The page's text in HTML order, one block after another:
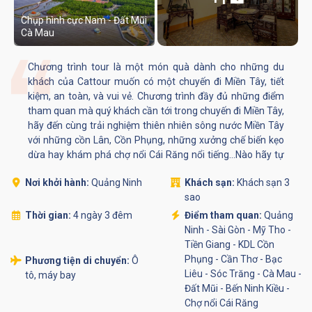
Chụp hình cực Nam - Đất Mũi
Cà Mau
Chương trình tour là một món quà dành cho những du
khách của Cattour muốn có một chuyến đi Miền Tây, tiết
kiệm, an toàn, và vui vẻ. Chương trình đầy đủ những điểm
tham quan mà quý khách cần tới trong chuyến đi Miền Tây,
hãy đến cùng trải nghiệm thiên nhiên sông nước Miền Tây
với những cồn Lân, Cồn Phụng, những xưởng chế biến kẹo
dừa hay khám phá chợ nổi Cái Răng nổi tiếng…Nào hãy tự
Nơi khởi hành: Quảng Ninh Khách sạn: Khách sạn 3
sao
Thời gian: 4 ngày 3 đêm Điểm tham quan: Quảng
Ninh - Sài Gòn - Mỹ Tho -
Tiền Giang - KDL Cồn
Phụng - Cần Thơ - Bạc
Liêu - Sóc Trăng - Cà Mau -
Đất Mũi - Bến Ninh Kiều -
Chợ nổi Cái Răng
Phương tiện di chuyển: Ô
tô, máy bay